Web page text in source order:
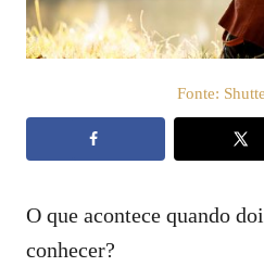
m
Fonte:
O que acontece quando
conhecer?